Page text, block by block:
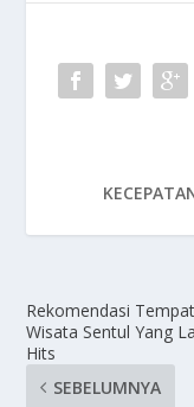
Rekomendasi Tempat
Wisata Sentul Yang
Hits
SEBELUMNYA